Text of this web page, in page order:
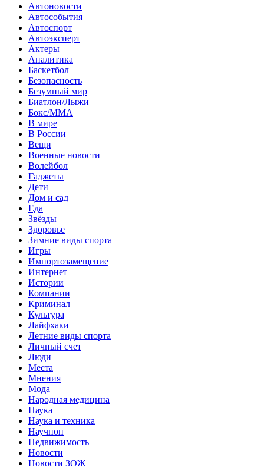
Автоновости
Автособытия
Автоспорт
Автоэксперт
Актеры
Аналитика
Баскетбол
Безопасность
Безумный мир
Биатлон/Лыжи
Бокс/MMA
В мире
В России
Вещи
Военные новости
Волейбол
Гаджеты
Дети
Дом и сад
Еда
Звёзды
Здоровье
Зимние виды спорта
Игры
Импортозамещение
Интернет
Истории
Компании
Криминал
Культура
Лайфхаки
Летние виды спорта
Личный счет
Люди
Места
Мнения
Мода
Народная медицина
Наука
Наука и техника
Научпоп
Недвижимость
Новости
Новости ЗОЖ